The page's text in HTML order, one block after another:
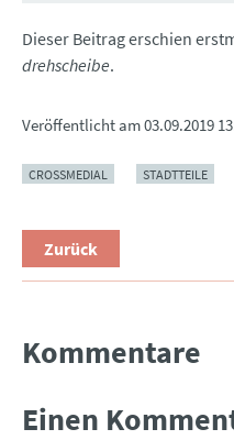
Dieser Beitrag erschien
drehscheibe.
Veröffentlicht am03.09.2019
CROSSMEDIAL STADTTEILE
Zurück
Kommentare
Einen